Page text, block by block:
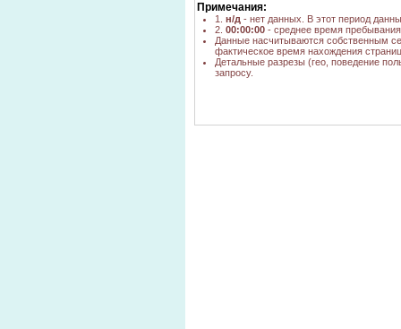
Примечания:
1. н/д - нет данных. В этот период
2. 00:00:00 - среднее время
Данные насчитываются собственным
фактическое время нахождения
Детальные разрезы (гео, поведение
запросу.